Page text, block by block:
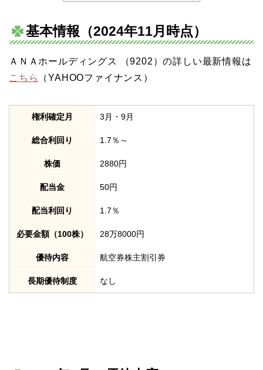
基本情報（2024年11月時点）
ＡＮＡホールディングス （9202）の詳しい最新情報は
こちら
（YAHOOファイナンス）
権利確定月 3月・9月
総合利回り 1.7％～
株価 2880円
配当金 50円
配当利回り 1.7％
必要金額（100株） 28万8000円
優待内容 航空券株主割引券
長期優待制度 なし